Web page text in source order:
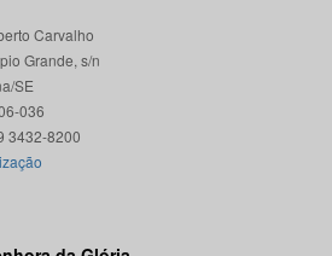
Carvalho
Grande, s/n
SE
036